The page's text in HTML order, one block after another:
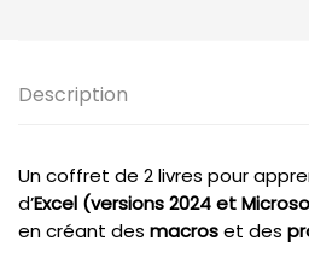
Description
Un coffret de 2 livres pour
d’Excel (versions 2024 et
en créant des macroset des